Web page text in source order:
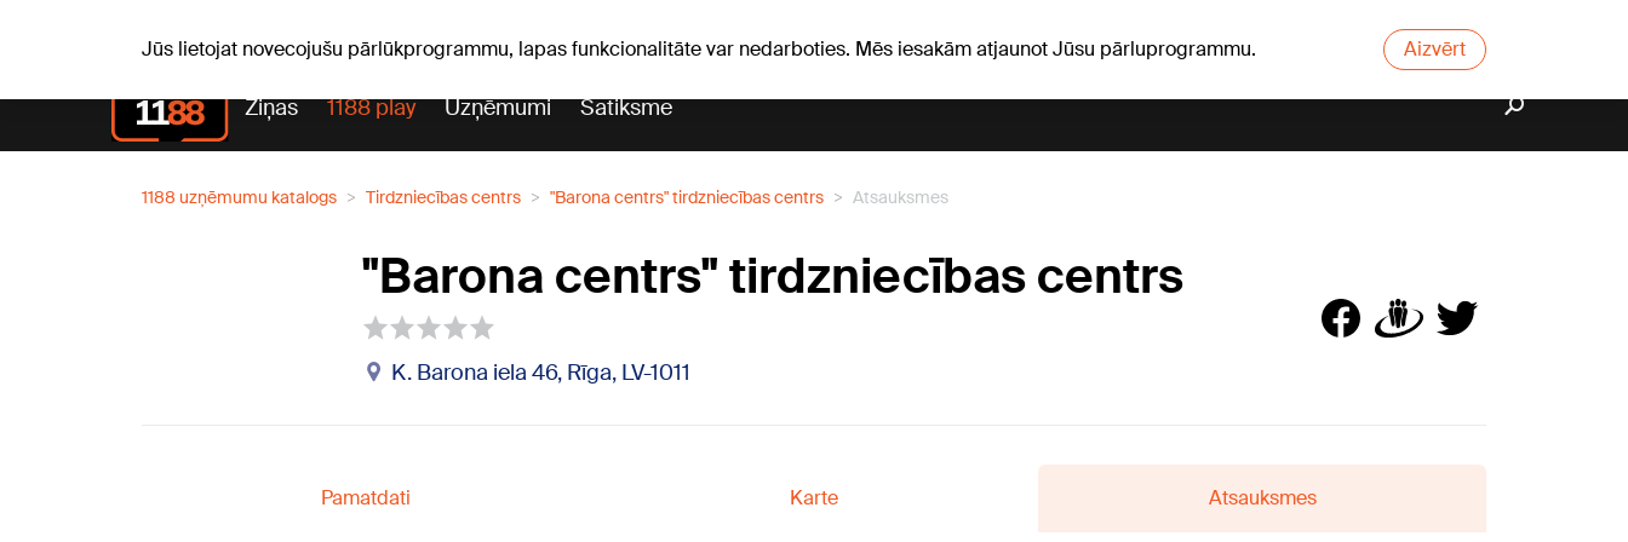
Jūs lietojat novecojušu pārlūkprogrammu, lapas funkcionalitāte var nedarboties. Mēs iesakām atjaunot Jūsu pārluprogrammu. Aizvērt
Ziņas 1188 play Uzņēmumi Satiksme
1188 uzņēmumu katalogs Tirdzniecības centrs "Barona centrs" tirdzniecības centrs Atsauksmes
"Barona centrs" tirdzniecības centrs
K. Barona iela 46, Rīga, LV-1011
Pamatdati Karte Atsauksmes